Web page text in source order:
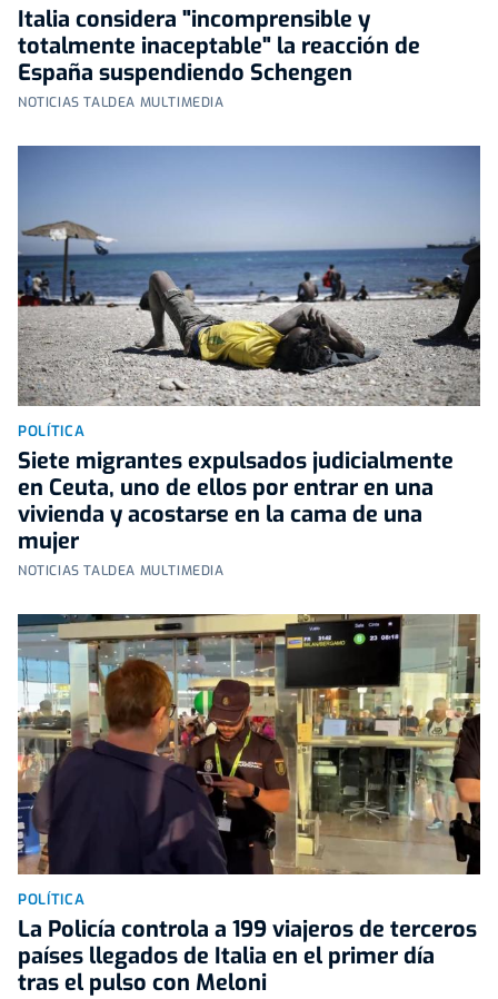
Italia considera "incomprensible y
totalmente inaceptable" la reacción de
España suspendiendo Schengen
NOTICIAS TALDEA MULTIMEDIA
POLÍTICA
Siete migrantes expulsados judicialmente
en Ceuta, uno de ellos por entrar en una
vivienda y acostarse en la cama de una
mujer
NOTICIAS TALDEA MULTIMEDIA
POLÍTICA
La Policía controla a 199 viajeros de terceros
países llegados de Italia en el primer día
tras el pulso con Meloni